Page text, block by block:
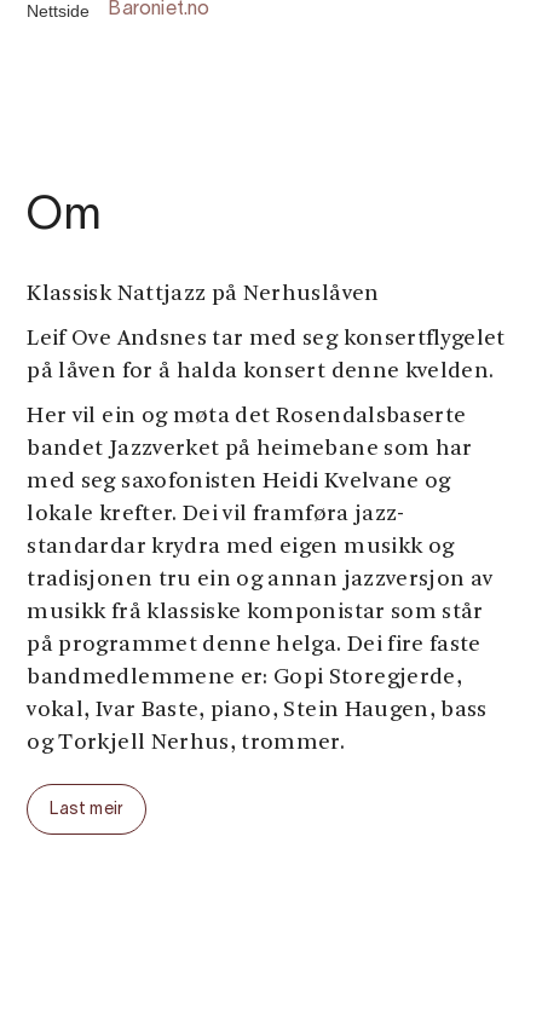
Nettside Baroniet.no
Om
Klassisk Nattjazz på Nerhuslåven
Leif Ove Andsnes tar med seg konsertflygelet
på låven for å halda konsert denne kvelden.
Her vil ein og møta det Rosendalsbaserte
bandet Jazzverket på heimebane som har
med seg saxofonisten Heidi Kvelvane og
lokale krefter. Dei vil framføra jazz-
standardar krydra med eigen musikk og
tradisjonen tru ein og annan jazzversjon av
musikk frå klassiske komponistar som står
på programmet denne helga. Dei fire faste
bandmedlemmene er: Gopi Storegjerde,
vokal, Ivar Baste, piano, Stein Haugen, bass
og Torkjell Nerhus, trommer.
Last meir